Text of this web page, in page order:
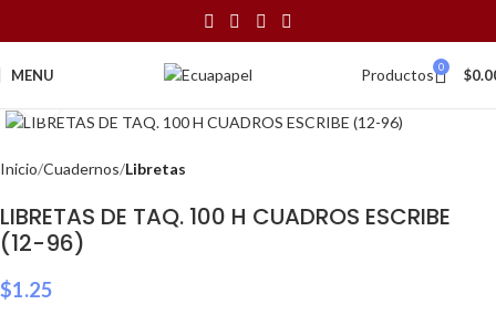
MENU Productos 0 $
Inicio Cuadernos Libretas
LIBRETAS DE TAQ. 100 H CUADROS ESCRIBE
(12-96)
$1.25